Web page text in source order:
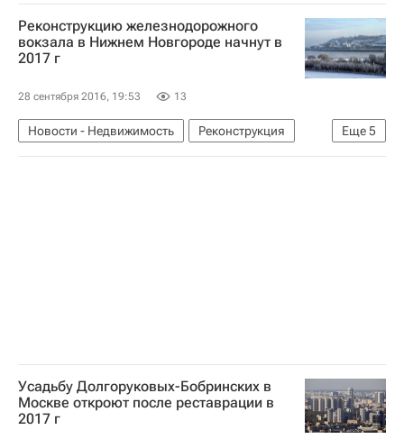
Архитектура - Новости
Великобритания
Суды
Лондон Архитектура Коррупция
Реконструкцию железнодорожного
вокзала в Нижнем Новгороде начнут в
2017 г
28 сентября 2016, 19:53 13
Еще5
Новости - Недвижимость
Реконструкция
Инфраструктура
Вокзалы
РЖД
Усадьбу Долгоруковых-Бобринских в
Москве откроют после реставрации в
2017 г